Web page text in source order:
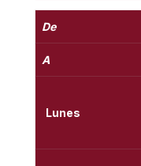
De
A
Lunes